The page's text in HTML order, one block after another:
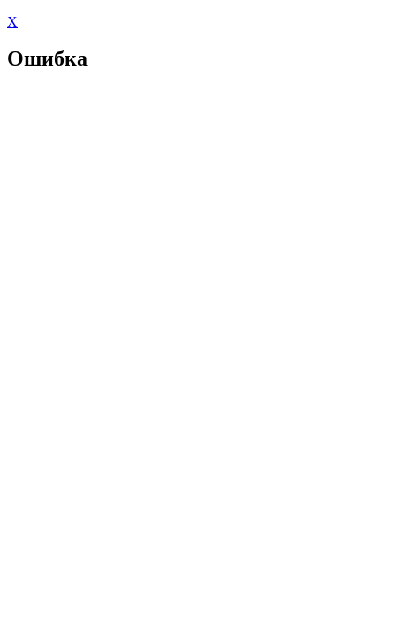
X
Ошибка